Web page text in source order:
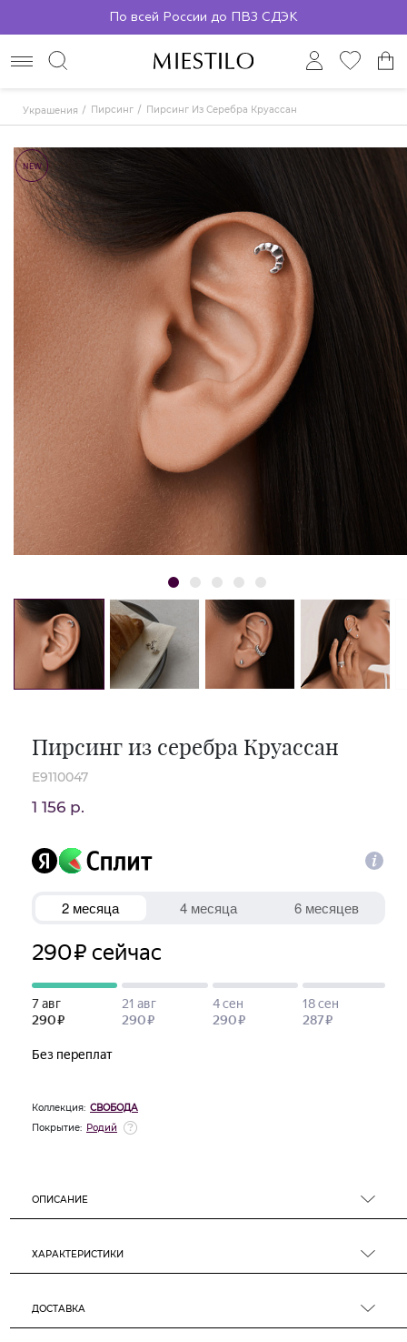
По всей России до ПВЗ СДЭК
Украшения Пирсинг Пирсинг Из Серебра Круассан
NEW
Пирсинг из серебра Круассан
E9110047
1 156 р.
Коллекция: СВОБОДА
Покрытие: Родий
ОПИСАНИЕ
ХАРАКТЕРИСТИКИ
ДОСТАВКА